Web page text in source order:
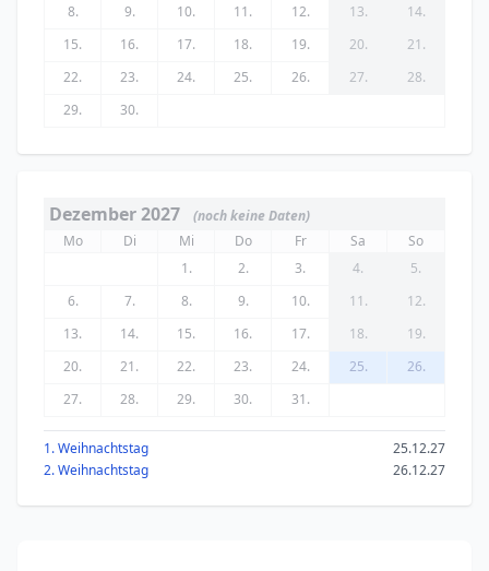
8.
9. 10. 11. 12. 13.
14.
15.
16. 17. 18. 19. 20.
21.
22.
23. 24. 25. 26. 27.
28.
29.
30.
Dezember 2027
(noch keine Daten)
Mo
Di Mi Do Fr Sa
So
1.
2. 3. 4.
5.
6.
7. 8. 9. 10. 11.
12.
13.
14. 15. 16. 17. 18.
19.
20.
21. 22. 23. 24. 25.
26.
27.
28. 29. 30. 31.
1. Weihnachtstag
25.12.27
2. Weihnachtstag
26.12.27